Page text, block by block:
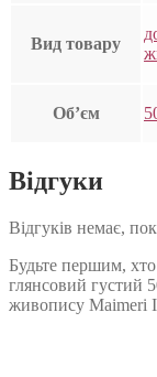
Вид товару
Об’єм
Відгуки
Відгуків немає,
Будьте першим,
глянсовий густий
живопису Maimeri